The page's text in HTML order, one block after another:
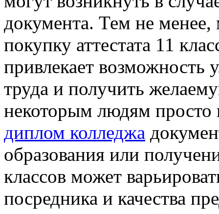
документа. Тем не
покупку аттестата 11
привлекает
труда и получить
некоторым людям просто
диплом колледжа
образования или
классов может
посредника и качества